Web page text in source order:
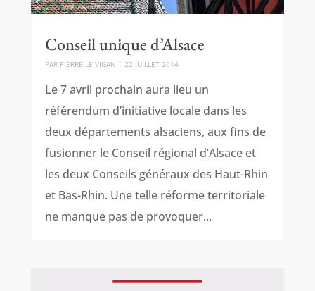
Conseil unique d’Alsace
PAR PIERRE LE VIGAN | 22 JUILLET 2014
Le 7 avril prochain aura lieu un
référendum d’initiative locale dans les
deux départements alsaciens, aux fins de
fusionner le Conseil régional d’Alsace et
les deux Conseils généraux des Haut-Rhin
et Bas-Rhin. Une telle réforme territoriale
ne manque pas de provoquer...